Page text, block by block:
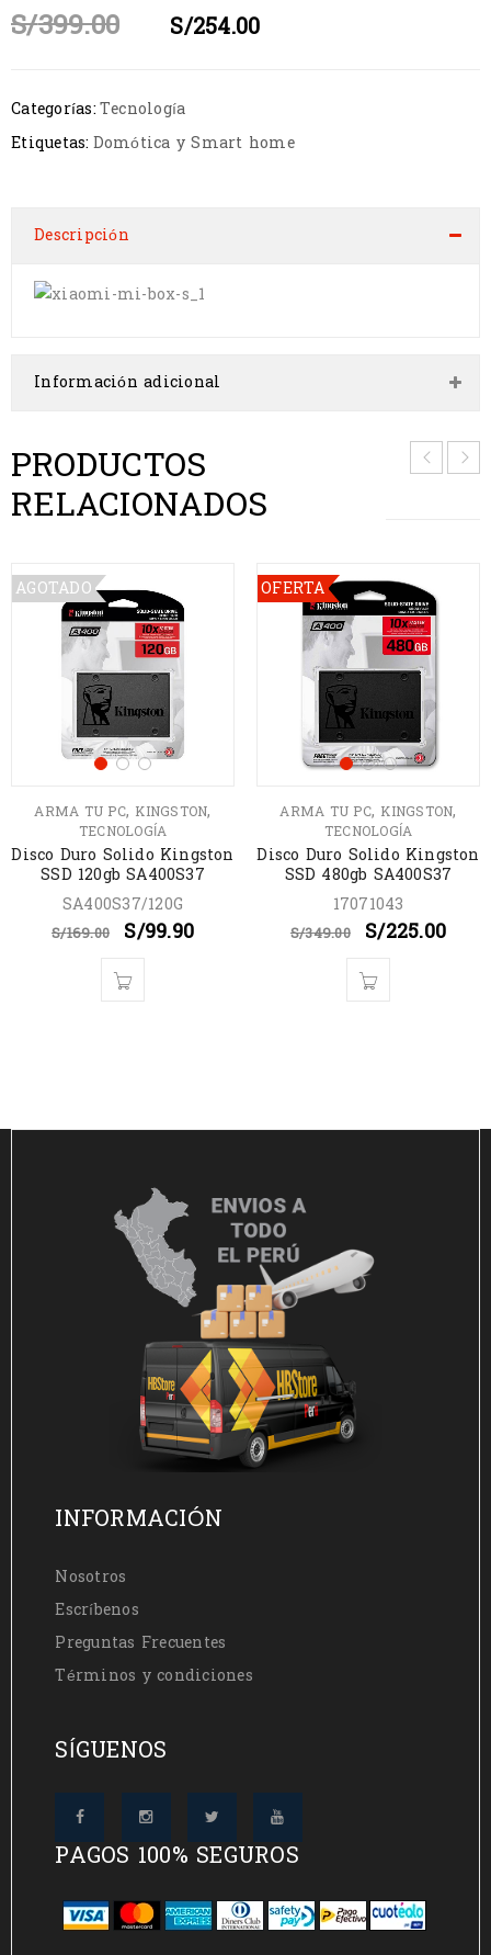
S/399.00 S/254.00
Categorías:Tecnología
Etiquetas: Domótica y Smart home
Descripción
Información adicional
PRODUCTOS
RELACIONADOS
AGOTADO
ARMA TU PC, KINGSTON,
TECNOLOGÍA
Disco Duro Solido Kingston
SSD 120gb SA400S37
SA400S37/120G
S/169.00 S/99.90
OFERTA
ARMA TU PC, KINGSTON,
TECNOLOGÍA
Disco Duro Solido Kingston
SSD 480gb SA400S37
17071043
S/349.00 S/225.00
INFORMACIÓN
Nosotros
Escríbenos
Preguntas Frecuentes
Términos y condiciones
SÍGUENOS
PAGOS 100% SEGUROS